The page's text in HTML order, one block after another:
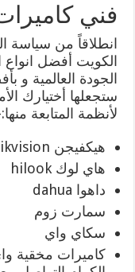
فني
انطلاقاً من سياسة
الكويت أفضل انواع
الجودة العالمية و
ستجعلها أختيارك
لأنظمة المتابعة
هيكفيجن Hikvision
هاي لوك hilook
داهوا dahua
سمارت زوم
سكاي واي
كاميرات مخقية